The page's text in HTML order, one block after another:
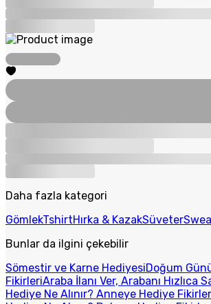
Daha fazla kategori
GömlekTshirtHırka & KazakSüveter
Bunlar da ilgini çekebilir
Sömestir ve Karne HediyesiDoğum
FikirleriAraba İlanı Ver, Arabanı Hızlıca
Hediye Ne Alınır? Anneye Hediye